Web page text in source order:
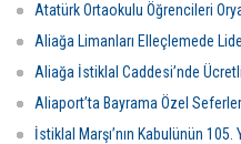
Atatürk Ortaokulu Öğrencileri
Aliağa Limanları Elleçlemede
Aliağa İstiklal Caddesi’nde
Aliaport’ta Bayrama Özel
İstiklal Marşı’nın Kabulünün 105.